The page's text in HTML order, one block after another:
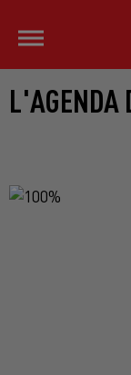
L'AGENDA